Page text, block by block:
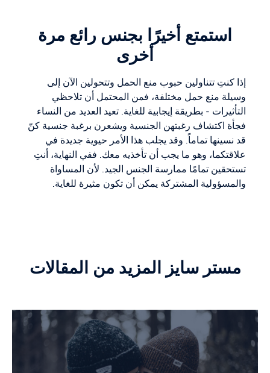
استمتع أخيرًا بجنس رائع مرة
أخرى
إذا كنتِ تتناولين حبوب منع الحمل وتتحولين الآن إلى
وسيلة منع حمل مختلفة، فمن المحتمل أن تلاحظي
التأثيرات - بطريقة إيجابية للغاية. تعيد العديد من النساء
فجأة اكتشاف رغبتهن الجنسية ويشعرن برغبة جنسية كنّ
قد نسينها تماماً. وقد يجلب هذا الأمر حيوية جديدة في
علاقتكما، وهو ما يجب أن تأخذيه معك. ففي النهاية، أنتِ
تستحقين تمامًا ممارسة الجنس الجيد. لأن المساواة
والمسؤولية المشتركة يمكن أن تكون مثيرة للغاية.
مستر سايز المزيد من المقالات